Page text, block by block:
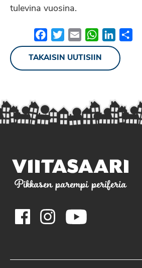
tulevina vuosina.
FacebookTwitterEmail WhatsApp
LinkedIn
TAKAISIN UUTISIIN
Pikkasen parempi periferia